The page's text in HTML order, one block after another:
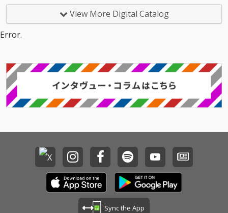
NI-SONG HIGHLIGHTS
Vol.2 2019-2020」。本
「SACRAちゃん」のイ
当初から手掛けてきた
イラストレーター・Mi
ka Pikazo氏による、
View More Digital Catalog
Error.
Sync the App